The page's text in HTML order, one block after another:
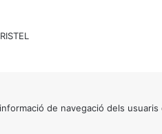
de navegació dels